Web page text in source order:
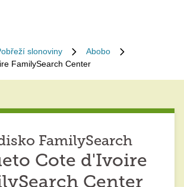
slonoviny
Abobo
FamilySearch Center
FamilySearch
Cote d'Ivoire
Center